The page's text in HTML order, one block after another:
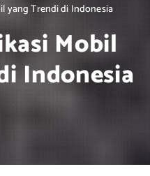
yang Trendi di Indonesia
Mobil
Indonesia